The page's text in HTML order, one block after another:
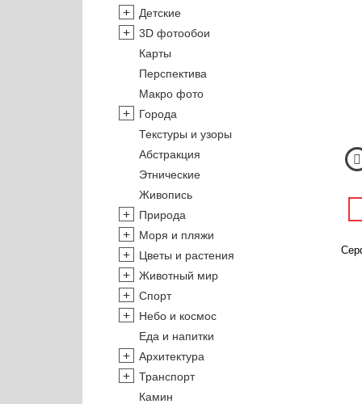
Детские
3D фотообои
Карты
Перспектива
Макро фото
Города
Текстуры и узоры
Абстракция
Этнические
Живопись
Природа
Моря и пляжи
Цветы и растения
Животный мир
Спорт
Небо и космос
Еда и напитки
Архитектура
Транспорт
Камин